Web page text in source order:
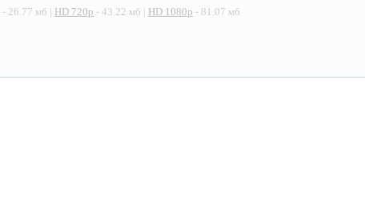
- 26.77 мб | HD 720p - 43.22 мб | HD 1080p - 81.07 мб